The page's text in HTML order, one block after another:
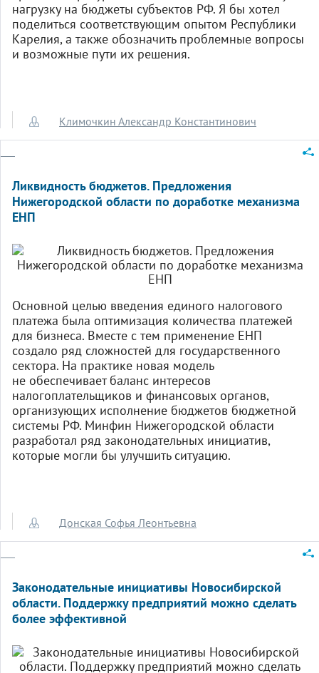
нагрузку на бюджеты субъектов РФ. Я бы хотел
поделиться соответствующим опытом Республики
Карелия, а также обозначить проблемные вопросы
и возможные пути их решения.
Климочкин Александр Константинович
Ликвидность бюджетов. Предложения
Нижегородской области по доработке механизма
ЕНП
Основной целью введения единого налогового
платежа была оптимизация количества платежей
для бизнеса. Вместе с тем применение ЕНП
создало ряд сложностей для государственного
сектора. На практике новая модель
не обеспечивает баланс интересов
налогоплательщиков и финансовых органов,
организующих исполнение бюджетов бюджетной
системы РФ. Минфин Нижегородской области
разработал ряд законодательных инициатив,
которые могли бы улучшить ситуацию.
Донская Софья Леонтьевна
Законодательные инициативы Новосибирской
области. Поддержку предприятий можно сделать
более эффективной